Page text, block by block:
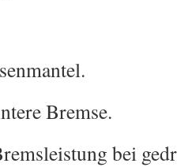
Bremse.
bei